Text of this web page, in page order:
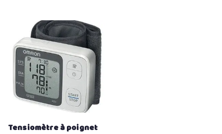
Tensiomètre à poignet